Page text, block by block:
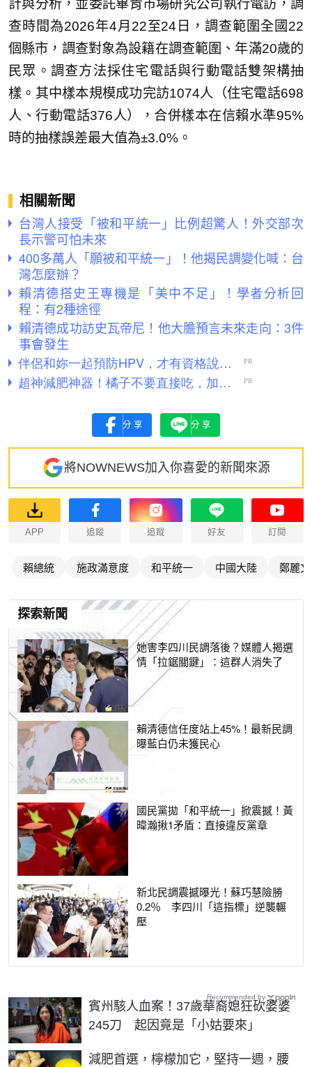
計與分析，並委託畢肯市場研究公司執行電訪，調
查時間為2026年4月22至24日，調查範圍全國22
個縣市，調查對象為設籍在調查範圍、年滿20歲的
民眾。調查方法採住宅電話與行動電話雙架構抽
樣。其中樣本規模成功完訪1074人（住宅電話698
人、行動電話376人），合併樣本在信賴水準95%
時的抽樣誤差最大值為±3.0%。
相關新聞
台灣人接受「被和平統一」比例超驚人！外交部次
長示警可怕未來
400多萬人「願被和平統一」！他揭民調變化喊：台
灣怎麼辦？
賴清德搭史王專機是「美中不足」！學者分析回
程：有2種途徑
賴清德成功訪史瓦帝尼！他大膽預言未來走向：3件
事會發生
分享 分享
將NOWNEWS加入你喜愛的新聞來源
APP 追蹤 追蹤 好友 訂閱
賴總統 施政滿意度 和平統一 中國大陸 鄭麗文
探索新聞
她害李四川民調落後？媒體人揭選
情「拉鋸關鍵」：這群人消失了
賴清德信任度站上45%！最新民調
曝藍白仍未獲民心
國民黨拋「和平統一」掀震撼！黃
暐瀚揪1矛盾：直接違反黨章
新北民調震撼曝光！蘇巧慧險勝
0.2％ 李四川「這指標」逆襲輾
壓
賓州駭人血案！37歲華裔媳狂砍婆婆
245刀 起因竟是「小姑要來」
減肥首選，檸檬加它，堅持一週，腰
PR
Recommended by